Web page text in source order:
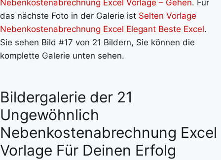
Nebenkostenabrechnung Excel Vorlage – Gehen. Für
das nächste Foto in der Galerie ist Selten Vorlage
Nebenkostenabrechnung Excel Elegant Beste Excel.
Sie sehen Bild #17 von 21 Bildern, Sie können die
komplette Galerie unten sehen.
Bildergalerie der 21
Ungewöhnlich
Nebenkostenabrechnung Excel
Vorlage Für Deinen Erfolg